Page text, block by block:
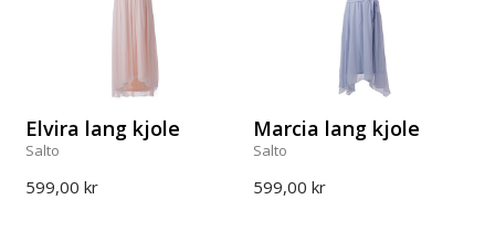
Elvira lang kjole
Salto
599,00 kr
Marcia lang kjole
Salto
599,00 kr